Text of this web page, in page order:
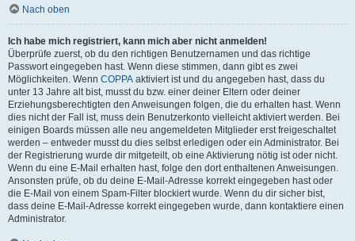
Nach oben
Ich habe mich registriert, kann mich aber nicht anmelden!
Überprüfe zuerst, ob du den richtigen Benutzernamen und das richtige
Passwort eingegeben hast. Wenn diese stimmen, dann gibt es zwei
Möglichkeiten. Wenn COPPA aktiviert ist und du angegeben hast, dass du
unter 13 Jahre alt bist, musst du bzw. einer deiner Eltern oder deiner
Erziehungsberechtigten den Anweisungen folgen, die du erhalten hast. Wenn
dies nicht der Fall ist, muss dein Benutzerkonto vielleicht aktiviert werden. Bei
einigen Boards müssen alle neu angemeldeten Mitglieder erst freigeschaltet
werden – entweder musst du dies selbst erledigen oder ein Administrator. Bei
der Registrierung wurde dir mitgeteilt, ob eine Aktivierung nötig ist oder nicht.
Wenn du eine E-Mail erhalten hast, folge den dort enthaltenen Anweisungen.
Ansonsten prüfe, ob du deine E-Mail-Adresse korrekt eingegeben hast oder
die E-Mail von einem Spam-Filter blockiert wurde. Wenn du dir sicher bist,
dass deine E-Mail-Adresse korrekt eingegeben wurde, dann kontaktiere einen
Administrator.